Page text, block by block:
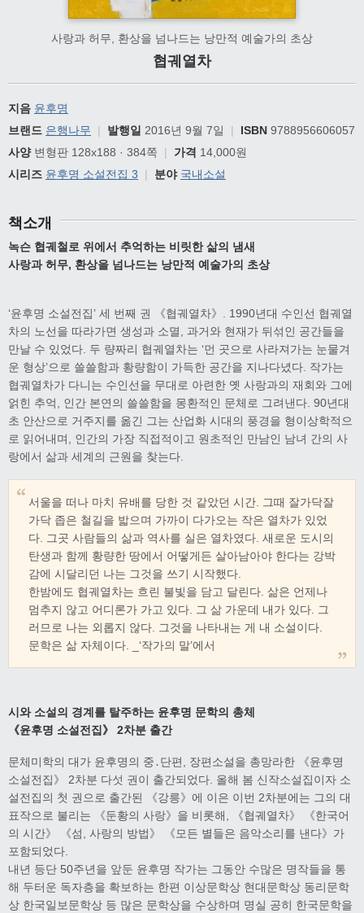
사랑과 허무, 환상을 넘나드는 낭만적 예술가의 초상
협궤열차
지음 윤후명
브랜드 은행나무 | 발행일 2016년 9월 7일 | ISBN 9788956606057
사양변형판 128x188 · 384쪽 | 가격 14,000원
시리즈 윤후명 소설전집 3 | 분야 국내소설
책소개
녹슨 협궤철로 위에서 추억하는 비릿한 삶의 냄새
사랑과 허무, 환상을 넘나드는 낭만적 예술가의 초상
‘윤후명 소설전집’ 세 번째 권 《협궤열차》. 1990년대 수인선 협궤열
차의 노선을 따라가면 생성과 소멸, 과거와 현재가 뒤섞인 공간들을
만날 수 있었다. 두 량짜리 협궤열차는 ‘먼 곳으로 사라져가는 눈물겨
운 형상’으로 쓸쓸함과 황량함이 가득한 공간을 지나다녔다. 작가는
협궤열차가 다니는 수인선을 무대로 아련한 옛 사랑과의 재회와 그에
얽힌 추억, 인간 본연의 쓸쓸함을 몽환적인 문체로 그려낸다. 90년대
초 안산으로 거주지를 옮긴 그는 산업화 시대의 풍경을 형이상학적으
로 읽어내며, 인간의 가장 직접적이고 원초적인 만남인 남녀 간의 사
랑에서 삶과 세계의 근원을 찾는다.
서울을 떠나 마치 유배를 당한 것 같았던 시간. 그때 잘가닥잘
가닥 좁은 철길을 밟으며 가까이 다가오는 작은 열차가 있었
다. 그곳 사람들의 삶과 역사를 실은 열차였다. 새로운 도시의
탄생과 함께 황량한 땅에서 어떻게든 살아남아야 한다는 강박
감에 시달리던 나는 그것을 쓰기 시작했다.
한밤에도 협궤열차는 흐린 불빛을 담고 달린다. 삶은 언제나
멈추지 않고 어디론가 가고 있다. 그 삶 가운데 내가 있다. 그
러므로 나는 외롭지 않다. 그것을 나타내는 게 내 소설이다.
문학은 삶 자체이다. _‘작가의 말’에서
시와 소설의 경계를 탈주하는 윤후명 문학의 총체
《윤후명 소설전집》 2차분 출간
문체미학의 대가 윤후명의 중․단편, 장편소설을 총망라한 《윤후명
소설전집》 2차분 다섯 권이 출간되었다. 올해 봄 신작소설집이자 소
설전집의 첫 권으로 출간된 《강릉》에 이은 이번 2차분에는 그의 대
표작으로 불리는 《둔황의 사랑》을 비롯해, 《협궤열차》 《한국어
의 시간》 《섬, 사랑의 방법》 《모든 별들은 음악소리를 낸다》가
포함되었다.
내년 등단 50주년을 앞둔 윤후명 작가는 그동안 수많은 명작들을 통
해 두터운 독자층을 확보하는 한편 이상문학상 현대문학상 동리문학
상 한국일보문학상 등 많은 문학상을 수상하며 명실 공히 한국문학을